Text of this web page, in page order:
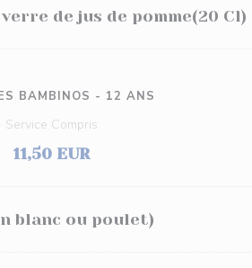
de jus de pomme(20 Cl)
BAMBINOS - 12 ANS
Service Compris
11,50 EUR
blanc ou poulet)